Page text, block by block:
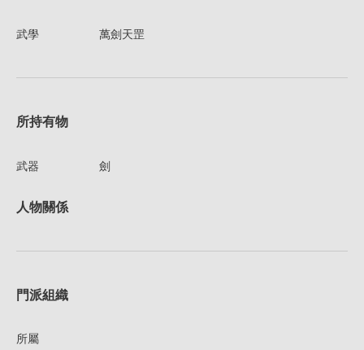
武學 萬劍天罡
所持有物
武器 劍
人物關係
門派組織
所屬